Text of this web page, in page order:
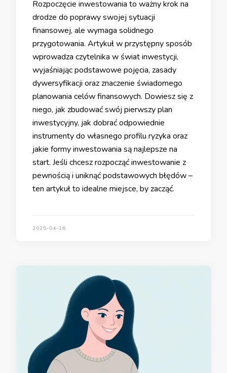
Rozpoczęcie inwestowania to ważny krok na
drodze do poprawy swojej sytuacji
finansowej, ale wymaga solidnego
przygotowania. Artykuł w przystępny sposób
wprowadza czytelnika w świat inwestycji,
wyjaśniając podstawowe pojęcia, zasady
dywersyfikacji oraz znaczenie świadomego
planowania celów finansowych. Dowiesz się z
niego, jak zbudować swój pierwszy plan
inwestycyjny, jak dobrać odpowiednie
instrumenty do własnego profilu ryzyka oraz
jakie formy inwestowania są najlepsze na
start. Jeśli chcesz rozpocząć inwestowanie z
pewnością i uniknąć podstawowych błędów –
ten artykuł to idealne miejsce, by zacząć.
2025-04-16